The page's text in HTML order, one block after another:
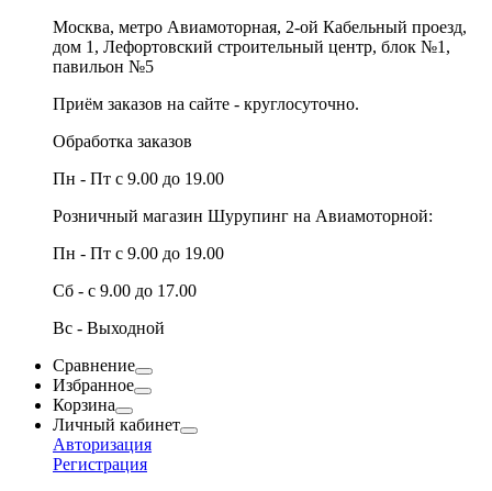
Москва, метро Авиамоторная, 2-ой Кабельный проезд,
дом 1, Лефортовский строительный центр, блок №1,
павильон №5
Приём заказов на сайте - круглосуточно.
Обработка заказов
Пн - Пт с 9.00 до 19.00
Розничный магазин Шурупинг на Авиамоторной:
Пн - Пт с 9.00 до 19.00
Сб - с 9.00 до 17.00
Вс - Выходной
Сравнение
Избранное
Корзина
Личный кабинет
Авторизация
Регистрация